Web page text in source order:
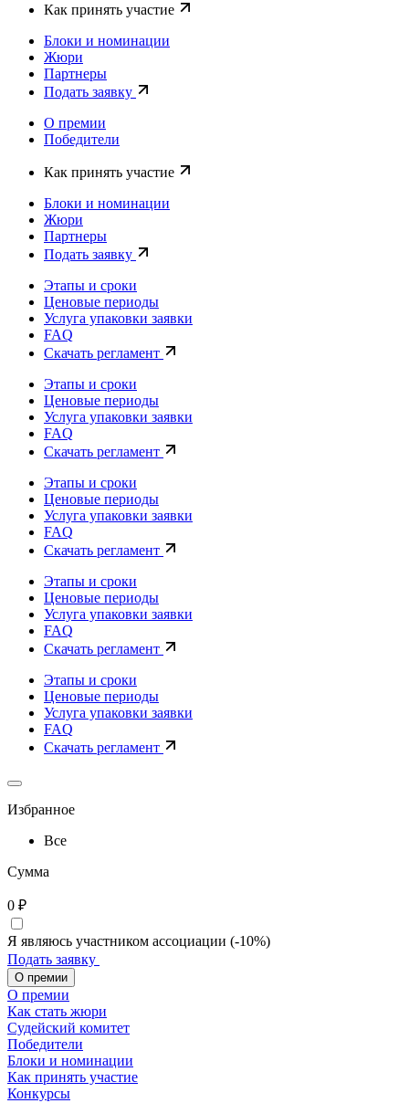
Как принять участие
Блоки и номинации
Жюри
Партнеры
Подать заявку
О премии
Победители
Как принять участие
Блоки и номинации
Жюри
Партнеры
Подать заявку
Этапы и сроки
Ценовые периоды
Услуга упаковки заявки
FAQ
Скачать регламент
Этапы и сроки
Ценовые периоды
Услуга упаковки заявки
FAQ
Скачать регламент
Этапы и сроки
Ценовые периоды
Услуга упаковки заявки
FAQ
Скачать регламент
Этапы и сроки
Ценовые периоды
Услуга упаковки заявки
FAQ
Скачать регламент
Этапы и сроки
Ценовые периоды
Услуга упаковки заявки
FAQ
Скачать регламент
Избранное
Все
Сумма
0 ₽
Я являюсь участником ассоциации (-10%)
Подать заявку
О премии
О премии
Как стать жюри
Судейский комитет
Победители
Блоки и номинации
Как принять участие
Конкурсы